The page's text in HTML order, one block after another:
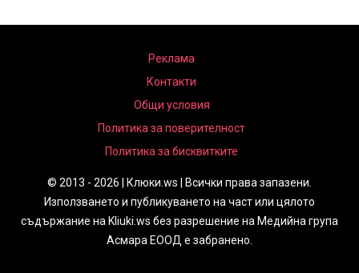
Реклама
Контакти
Общи условия
Политика за поверителност
Политика за бисквитките
© 2013 - 2026 | Клюки.ws | Всички права запазени.
Използването и публикуването на част или цялото
съдържание на Kliuki.ws без разрешение на Медийна група
Асмара ЕООД е забранено.